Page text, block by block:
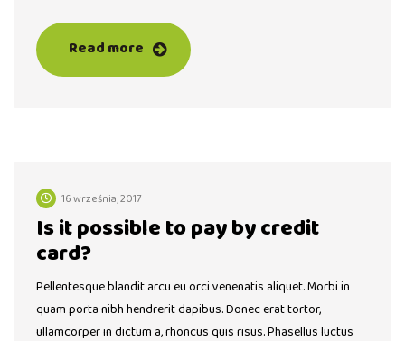
Read more
16 września, 2017
Is it possible to pay by credit
card?
Pellentesque blandit arcu eu orci venenatis aliquet. Morbi in
quam porta nibh hendrerit dapibus. Donec erat tortor,
ullamcorper in dictum a, rhoncus quis risus. Phasellus luctus